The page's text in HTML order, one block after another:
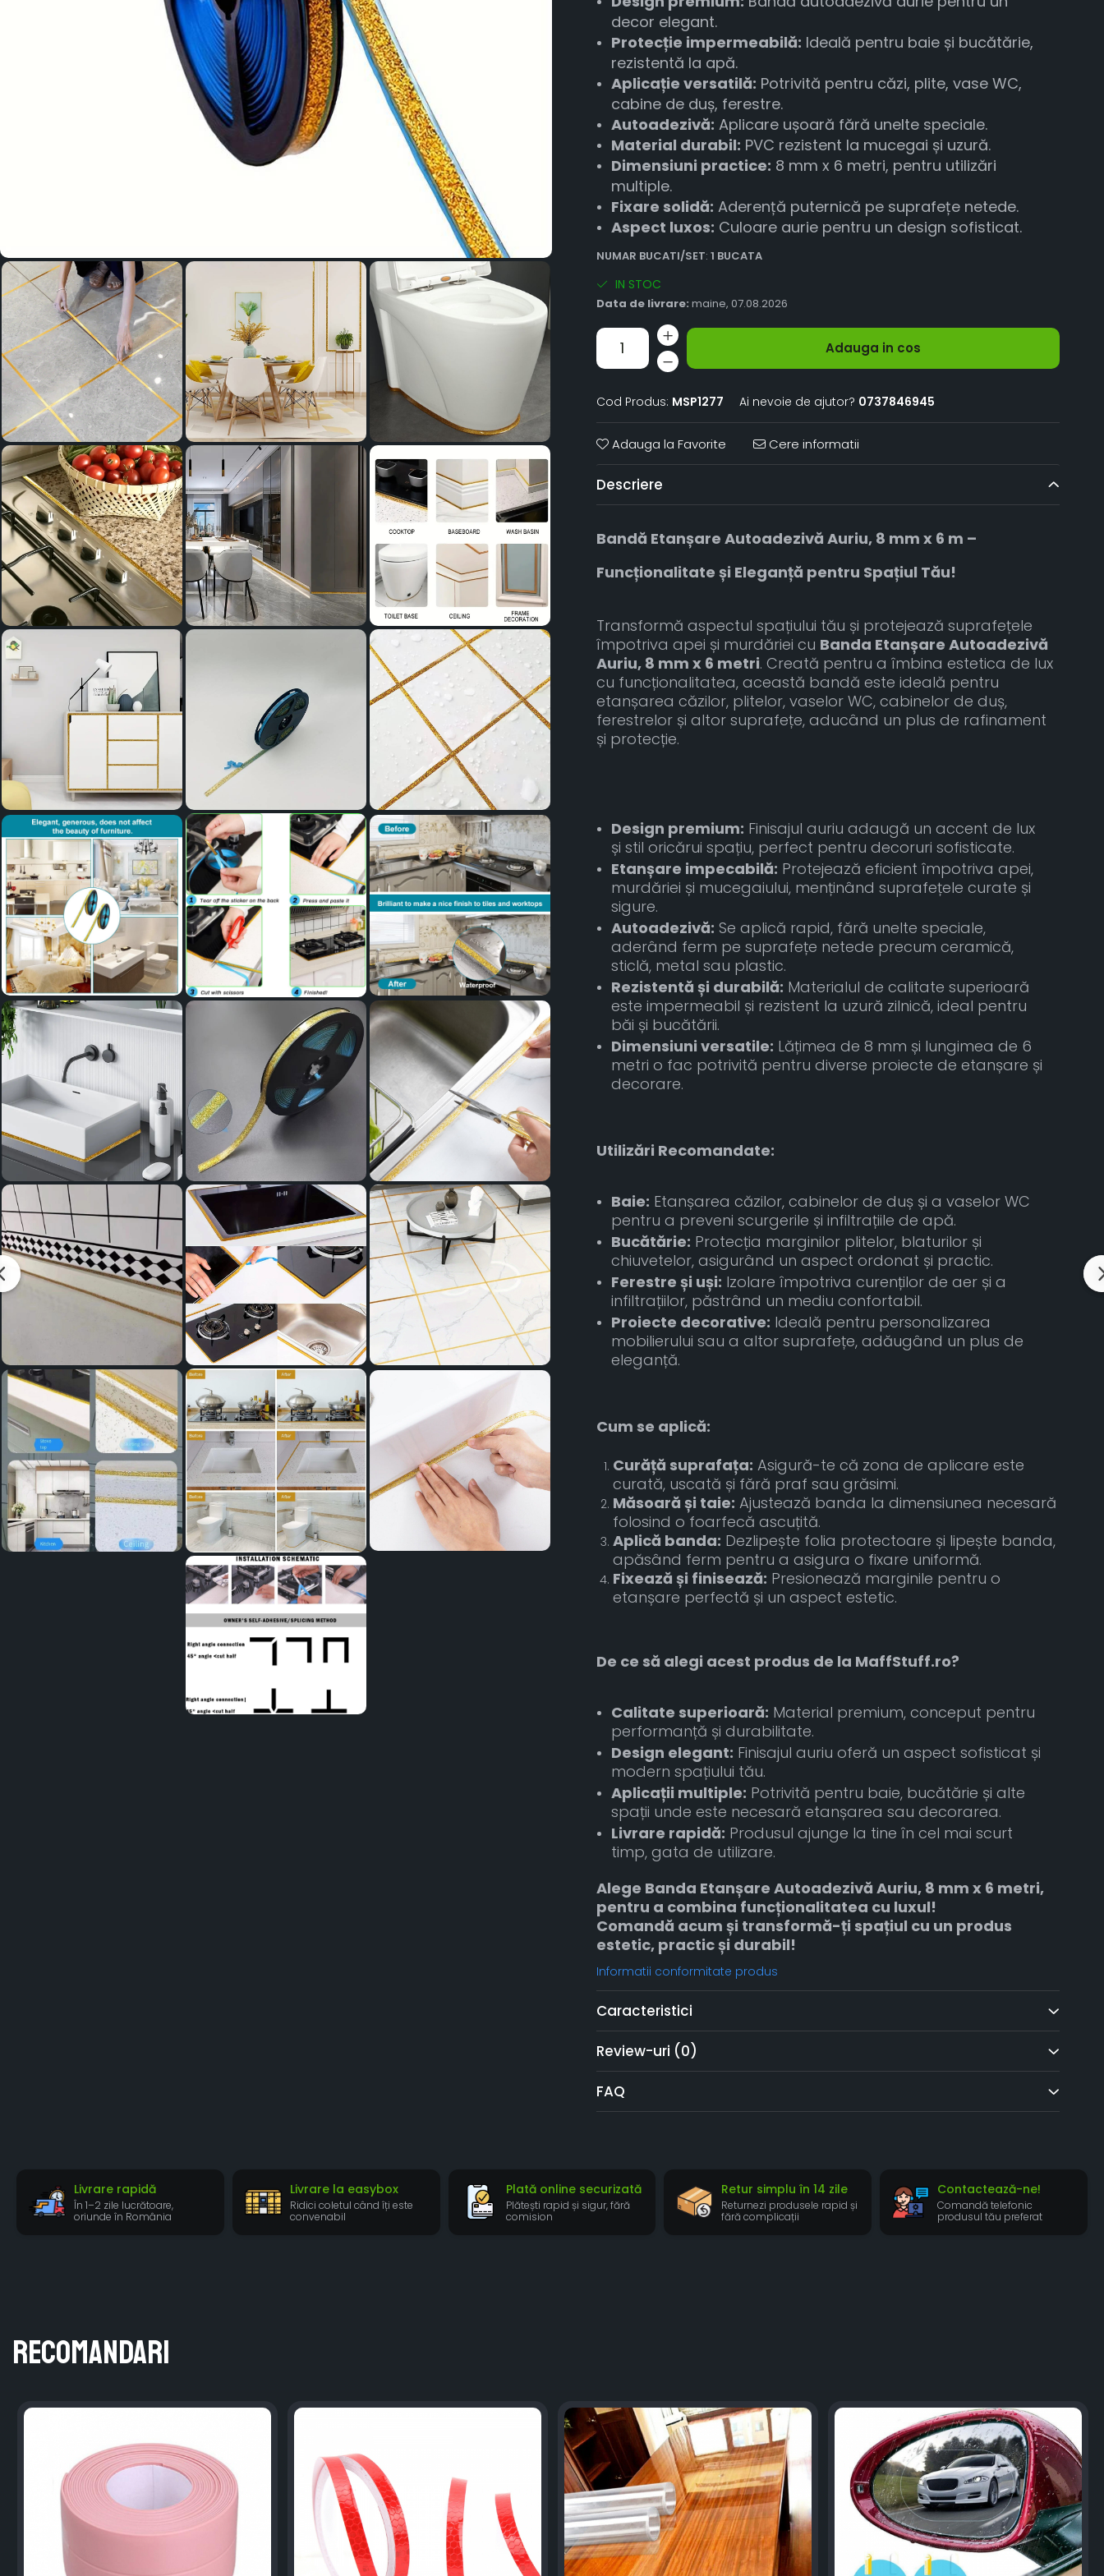
decor elegant.
Protecție impermeabilă: Ideală pentru baie și bucătărie,
rezistentă la apă.
Aplicație versatilă: Potrivită pentru căzi, plite, vase WC,
cabine de duș, ferestre.
Autoadezivă: Aplicare ușoară fără unelte speciale.
Material durabil: PVC rezistent la mucegai și uzură.
Dimensiuni practice: 8 mm x 6 metri, pentru utilizări
multiple.
Fixare solidă: Aderență puternică pe suprafețe netede.
Aspect luxos: Culoare aurie pentru un design sofisticat.
NUMAR BUCATI/SET: 1 BUCATA
IN STOC
Data de livrare: maine, 07.08.2026
Adauga in cos
Cod Produs: MSP1277 Ai nevoie de ajutor? 0737846945
Adauga la Favorite Cere informatii
Descriere
Bandă Etanșare Autoadezivă Auriu, 8 mm x 6 m –
Funcționalitate și Eleganță pentru Spațiul Tău!
Transformă aspectul spațiului tău și protejează suprafețele
împotriva apei și murdăriei cu Banda Etanșare Autoadezivă
Auriu, 8 mm x 6 metri. Creată pentru a îmbina estetica de lux
cu funcționalitatea, această bandă este ideală pentru
etanșarea căzilor, plitelor, vaselor WC, cabinelor de duș,
ferestrelor și altor suprafețe, aducând un plus de rafinament
și protecție.
Design premium: Finisajul auriu adaugă un accent de lux
și stil oricărui spațiu, perfect pentru decoruri sofisticate.
Etanșare impecabilă: Protejează eficient împotriva apei,
murdăriei și mucegaiului, menținând suprafețele curate și
sigure.
Autoadezivă: Se aplică rapid, fără unelte speciale,
aderând ferm pe suprafețe netede precum ceramică,
sticlă, metal sau plastic.
Rezistentă și durabilă: Materialul de calitate superioară
este impermeabil și rezistent la uzură zilnică, ideal pentru
băi și bucătării.
Dimensiuni versatile: Lățimea de 8 mm și lungimea de 6
metri o fac potrivită pentru diverse proiecte de etanșare și
decorare.
Utilizări Recomandate:
Baie: Etanșarea căzilor, cabinelor de duș și a vaselor WC
pentru a preveni scurgerile și infiltrațiile de apă.
Bucătărie: Protecția marginilor plitelor, blaturilor și
chiuvetelor, asigurând un aspect ordonat și practic.
Ferestre și uși: Izolare împotriva curenților de aer și a
infiltrațiilor, păstrând un mediu confortabil.
Proiecte decorative: Ideală pentru personalizarea
mobilierului sau a altor suprafețe, adăugând un plus de
eleganță.
Cum se aplică:
Curăță suprafața: Asigură-te că zona de aplicare este
curată, uscată și fără praf sau grăsimi.
Măsoară și taie: Ajustează banda la dimensiunea necesară
folosind o foarfecă ascuțită.
Aplică banda: Dezlipește folia protectoare și lipește banda,
apăsând ferm pentru a asigura o fixare uniformă.
Fixează și finisează: Presionează marginile pentru o
etanșare perfectă și un aspect estetic.
De ce să alegi acest produs de la MaffStuff.ro?
Calitate superioară: Material premium, conceput pentru
performanță și durabilitate.
Design elegant: Finisajul auriu oferă un aspect sofisticat și
modern spațiului tău.
Aplicații multiple: Potrivită pentru baie, bucătărie și alte
spații unde este necesară etanșarea sau decorarea.
Livrare rapidă: Produsul ajunge la tine în cel mai scurt
timp, gata de utilizare.
Alege Banda Etanșare Autoadezivă Auriu, 8 mm x 6 metri,
pentru a combina funcționalitatea cu luxul!
Comandă acum și transformă-ți spațiul cu un produs
estetic, practic și durabil!
Informatii conformitate produs
Caracteristici
Review-uri (0)
FAQ
Livrare rapidă
În 1–2 zile lucrătoare,
oriunde în România
Livrare la easybox
Ridici coletul când îți este
convenabil
Plată online securizată
Plătești rapid și sigur, fără
comision
Retur simplu în 14 zile
Returnezi produsele rapid și
fără complicații
Contactează-ne!
Comandă telefonic
produsul tău preferat
Recomandari